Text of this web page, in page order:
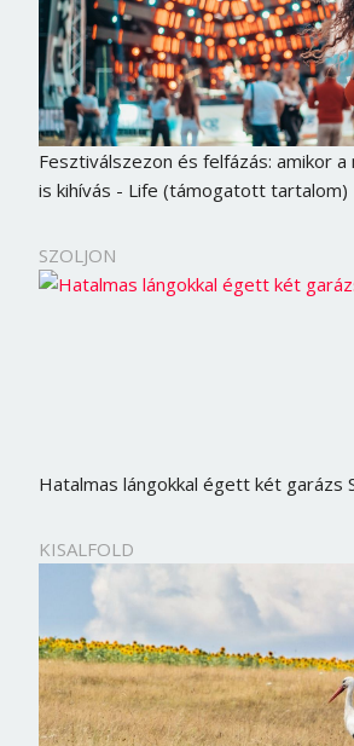
Fesztiválszezon és felfázás: amikor
is kihívás - Life (támogatott tartalom)
SZOLJON
Hatalmas lángokkal égett két garázs
KISALFOLD